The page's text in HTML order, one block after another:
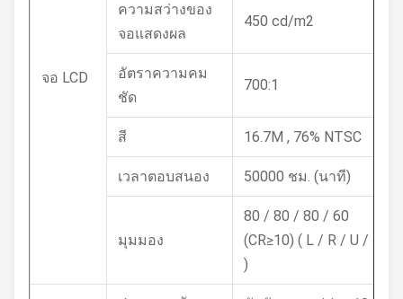
จอ LCD
ความสว่างของ
จอแสดงผล
450 cd/m2
อัตราความคม
ชัด
700:1
สี 16.7M , 76% NTSC
เวลาตอบสนอง 50000 ชม. (นาที)
มุมมอง
80 / 80 / 80 / 60
(CR≥10) ( L / R / U / D
)